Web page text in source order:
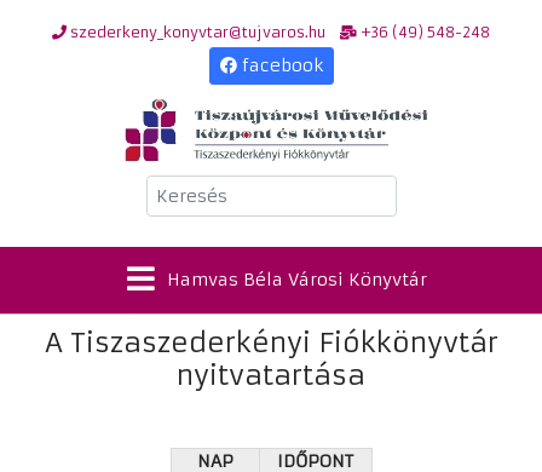
szederkeny_konyvtar@tujvaros.hu +36 (49) 548-248
facebook
Keresés
Hamvas Béla Városi Könyvtár
A Tiszaszederkényi Fiókkönyvtár
nyitvatartása
NAP
IDŐPONT